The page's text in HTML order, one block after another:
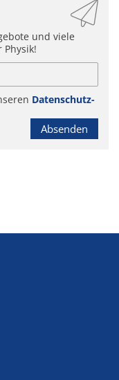
und viele
Datenschutz-
Absenden